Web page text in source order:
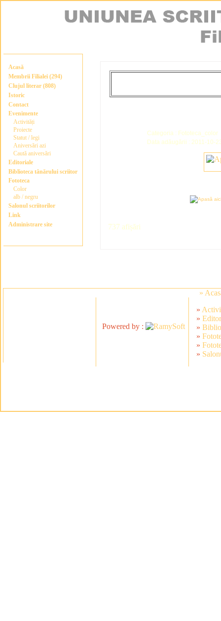
Acasă
Membrii Filialei (294)
Clujul literar (808)
Istoric
Contact
Evenimente
Activități
Proiecte
Statut / legi
Aniversări azi
Caută aniversări
Editoriale
Biblioteca tânărului scriitor
Fototeca
Color
alb / negru
Salonul scriitorilor
Link
Administrare site
Categoria : Fototeca_color
Data adăugării : 2011-10-
737 afișări
»
Powered by :
»
»
»
»
»
»